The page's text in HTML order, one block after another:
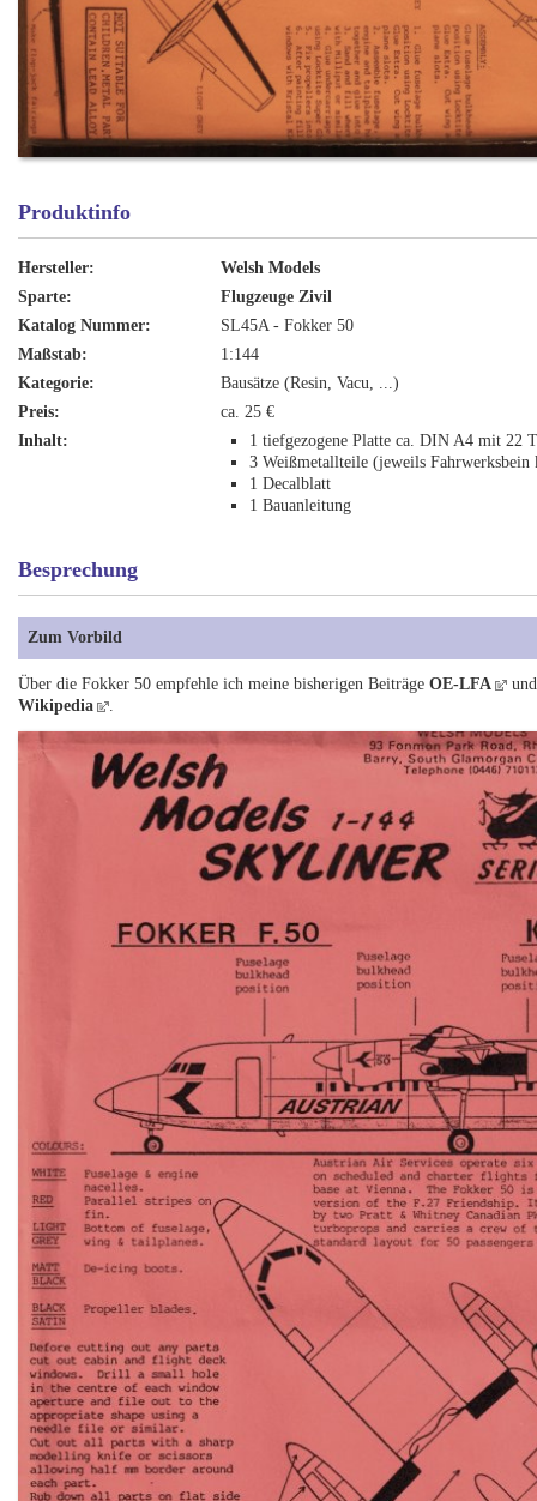
Produktinfo
Hersteller:
Welsh Models
Sparte:
Flugzeuge Zivil
Katalog Nummer:
SL45A - Fokker 50
Maßstab:
1:144
Kategorie:
Bausätze (Resin, Vacu, ...)
Preis:
ca. 25 €
Inhalt:
1 tiefgezogene Platte ca. DIN A4 mit 22
3 Weißmetallteile (jeweils Fahrwerksbein
1 Decalblatt
1 Bauanleitung
Besprechung
Zum Vorbild
Über die Fokker 50 empfehle ich meine bisherigen BeiträgeOE-LFA
Wikipedia
.